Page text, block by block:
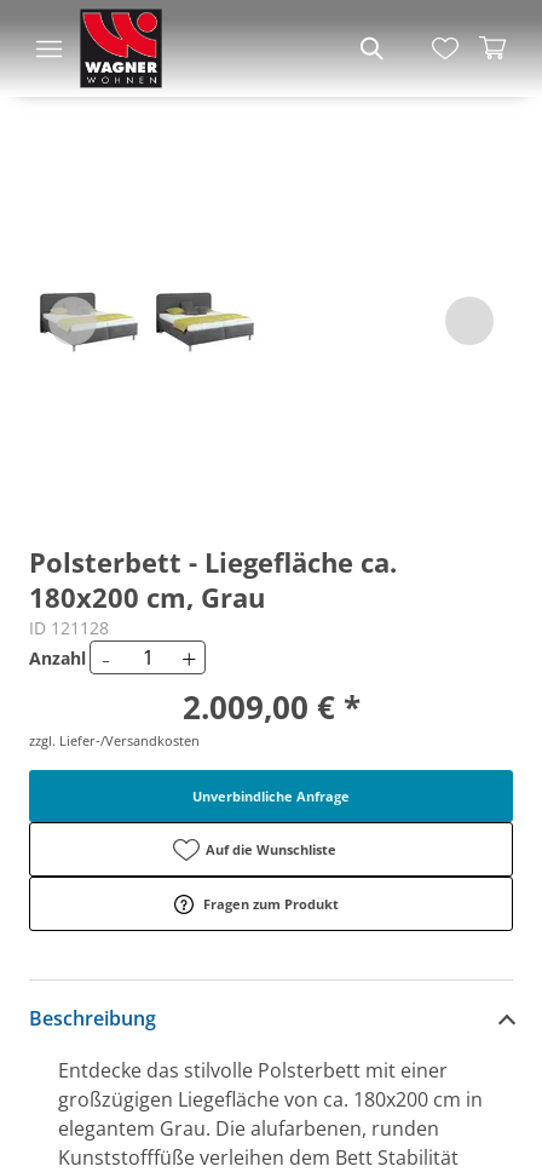
Polsterbett - Liegefläche ca.
180x200 cm, Grau
ID 121128
Anzahl
- +
2.009,00 € *
zzgl. Liefer-/Versandkosten
Unverbindliche Anfrage
Auf die Wunschliste
Fragen zum Produkt
Beschreibung
Entdecke das stilvolle Polsterbett mit einer
großzügigen Liegefläche von ca. 180x200 cm in
elegantem Grau. Die alufarbenen, runden
Kunststofffüße verleihen dem Bett Stabilität